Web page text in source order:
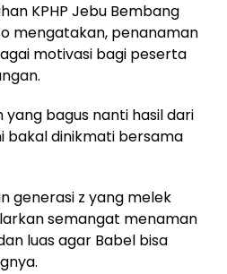
KPHP Jebu Bembang
mengatakan, penanaman
motivasi bagi peserta
bagus nanti hasil dari
bakal dinikmati bersama
generasi z yang melek
semangat menaman
luas agar Babel bisa